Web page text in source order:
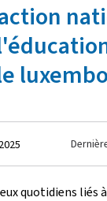
quotidiens liés